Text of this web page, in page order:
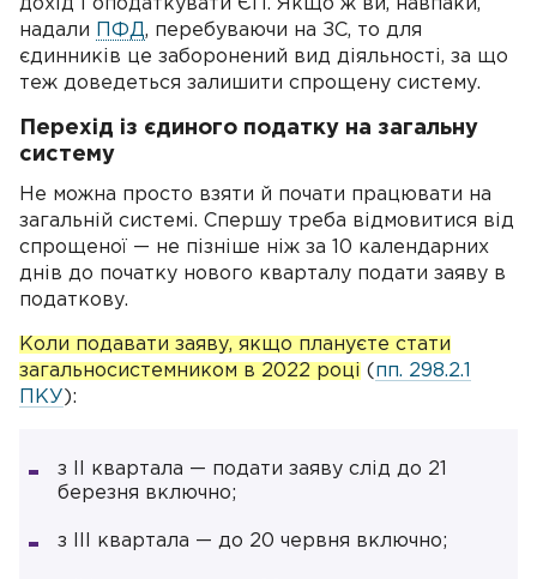
дохід і оподаткувати ЄП. Якщо ж ви, навпаки,
надали
ПФД, перебуваючи на ЗС, то для
єдинників це заборонений вид діяльності, за що
теж доведеться залишити спрощену систему.
Перехід із єдиного податку на загальну
систему
Не можна просто взяти й почати працювати на
загальній системі. Спершу треба відмовитися від
спрощеної — не пізніше ніж за 10 календарних
днів до початку нового кварталу подати заяву в
податкову.
Коли подавати заяву, якщо плануєте стати
загальносистемником в 2022 році ( пп. 298.2.1
ПКУ ):
з II квартала — подати заяву слід до 21
березня включно;
з III квартала — до 20 червня включно;